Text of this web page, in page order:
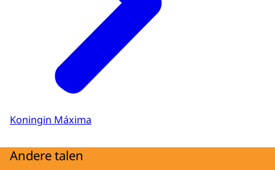
Koningin Máxima
Andere talen